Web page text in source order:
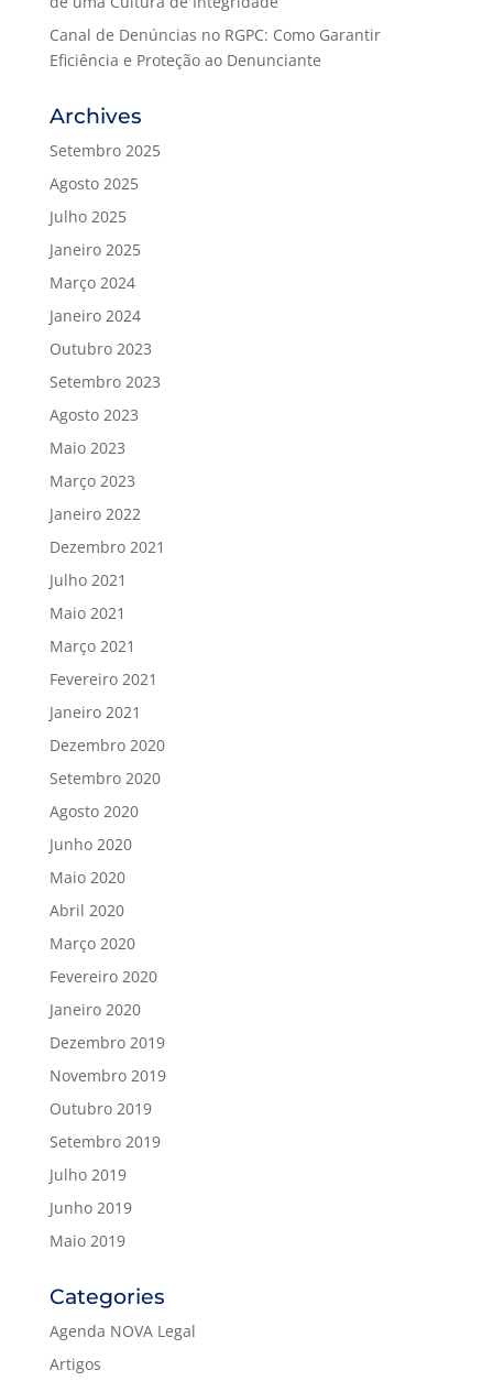
Canal de Denúncias no RGPC: Como Garantir
Eficiência e Proteção ao Denunciante
Archives
Setembro 2025
Agosto 2025
Julho 2025
Janeiro 2025
Março 2024
Janeiro 2024
Outubro 2023
Setembro 2023
Agosto 2023
Maio 2023
Março 2023
Janeiro 2022
Dezembro 2021
Julho 2021
Maio 2021
Março 2021
Fevereiro 2021
Janeiro 2021
Dezembro 2020
Setembro 2020
Agosto 2020
Junho 2020
Maio 2020
Abril 2020
Março 2020
Fevereiro 2020
Janeiro 2020
Dezembro 2019
Novembro 2019
Outubro 2019
Setembro 2019
Julho 2019
Junho 2019
Maio 2019
Categories
Agenda NOVA Legal
Artigos